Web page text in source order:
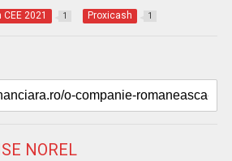
2021 1 Proxicash 1
NOREL